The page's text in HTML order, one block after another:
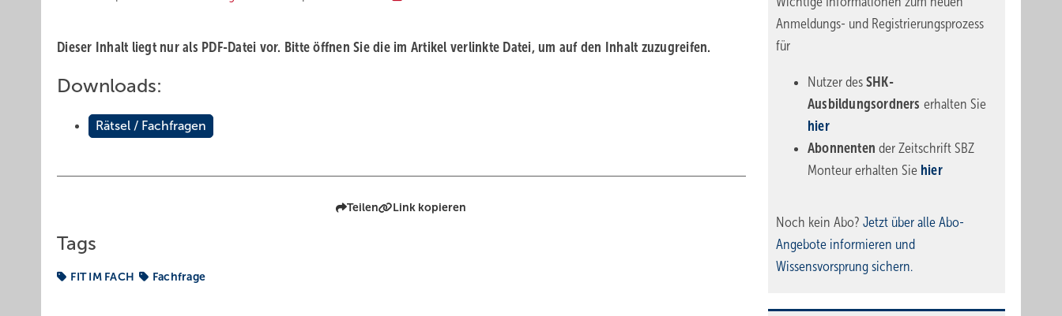
Dieser Inhalt liegt nur als PDF-Datei vor. Bitte öffnen Sie die im Artikel verlinkte Datei, um auf den Inhalt zuzugreifen.
Downloads:
Rätsel / Fachfragen
Teilen Link kopieren
Tags
FIT IM FACH Fachfrage
Anmeldungs- und Registrierungsprozess
für
Nutzer des SHK-
Ausbildungsordners erhalten Sie
hier
Abonnentender Zeitschrift SBZ
Monteur erhalten Sie hier
Noch kein Abo? Jetzt über alle Abo-
Angebote informieren und
Wissensvorsprung sichern.